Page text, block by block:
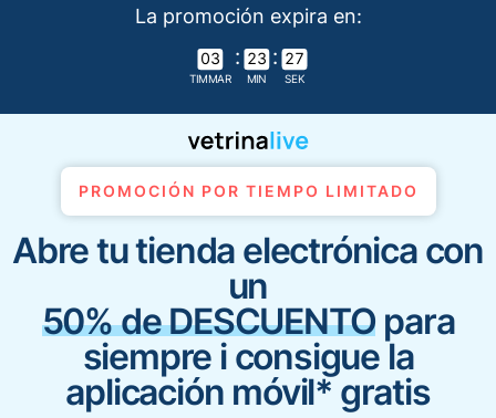
La promoción expira en:
03 23 : 25
PROMOCIÓN POR TIEMPO LIMITADO
Abre tu tienda electrónica con
un
50% de DESCUENTO para
siempre i consigue la
aplicación móvil*gratis